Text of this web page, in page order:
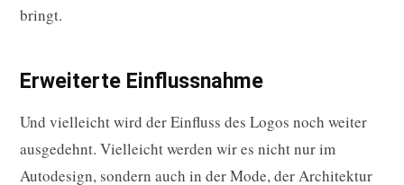
bringt.
Erweiterte Einflussnahme
Und vielleicht wird der Einfluss des Logos noch weiter
ausgedehnt. Vielleicht werden wir es nicht nur im
Autodesign, sondern auch in der Mode, der Architektur